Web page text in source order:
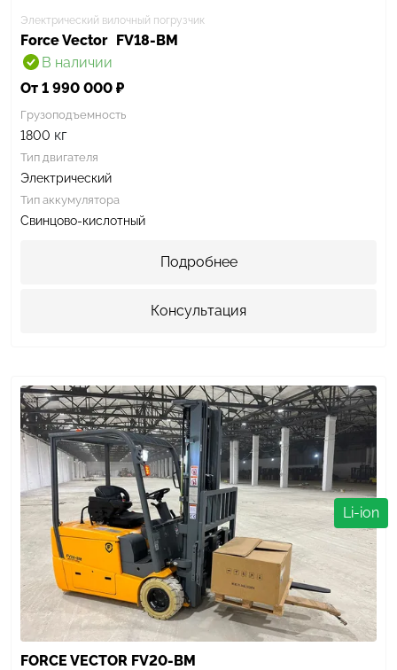
Электрический вилочный погрузчик
Force Vector FV18-BM
В наличии
От 1 990 000 ₽
Грузоподъемность
1800 кг
Тип двигателя
Электрический
Тип аккумулятора
Свинцово-кислотный
Подробнее
Консультация
Li-ion
FORCE VECTOR FV20-BM